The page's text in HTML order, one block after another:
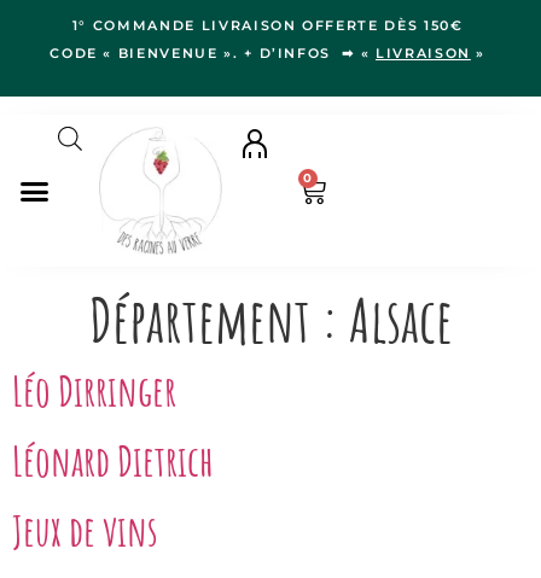
1° COMMANDE LIVRAISON OFFERTE DÈS 150€
CODE « BIENVENUE ». + D’INFOS ➡ « LIVRAISON »
RÉGIONS
LE VERGER
IDÉES CADEAUX
BLOG
0
Département : Alsace
Léo Dirringer
Léonard Dietrich
Jeux de vins